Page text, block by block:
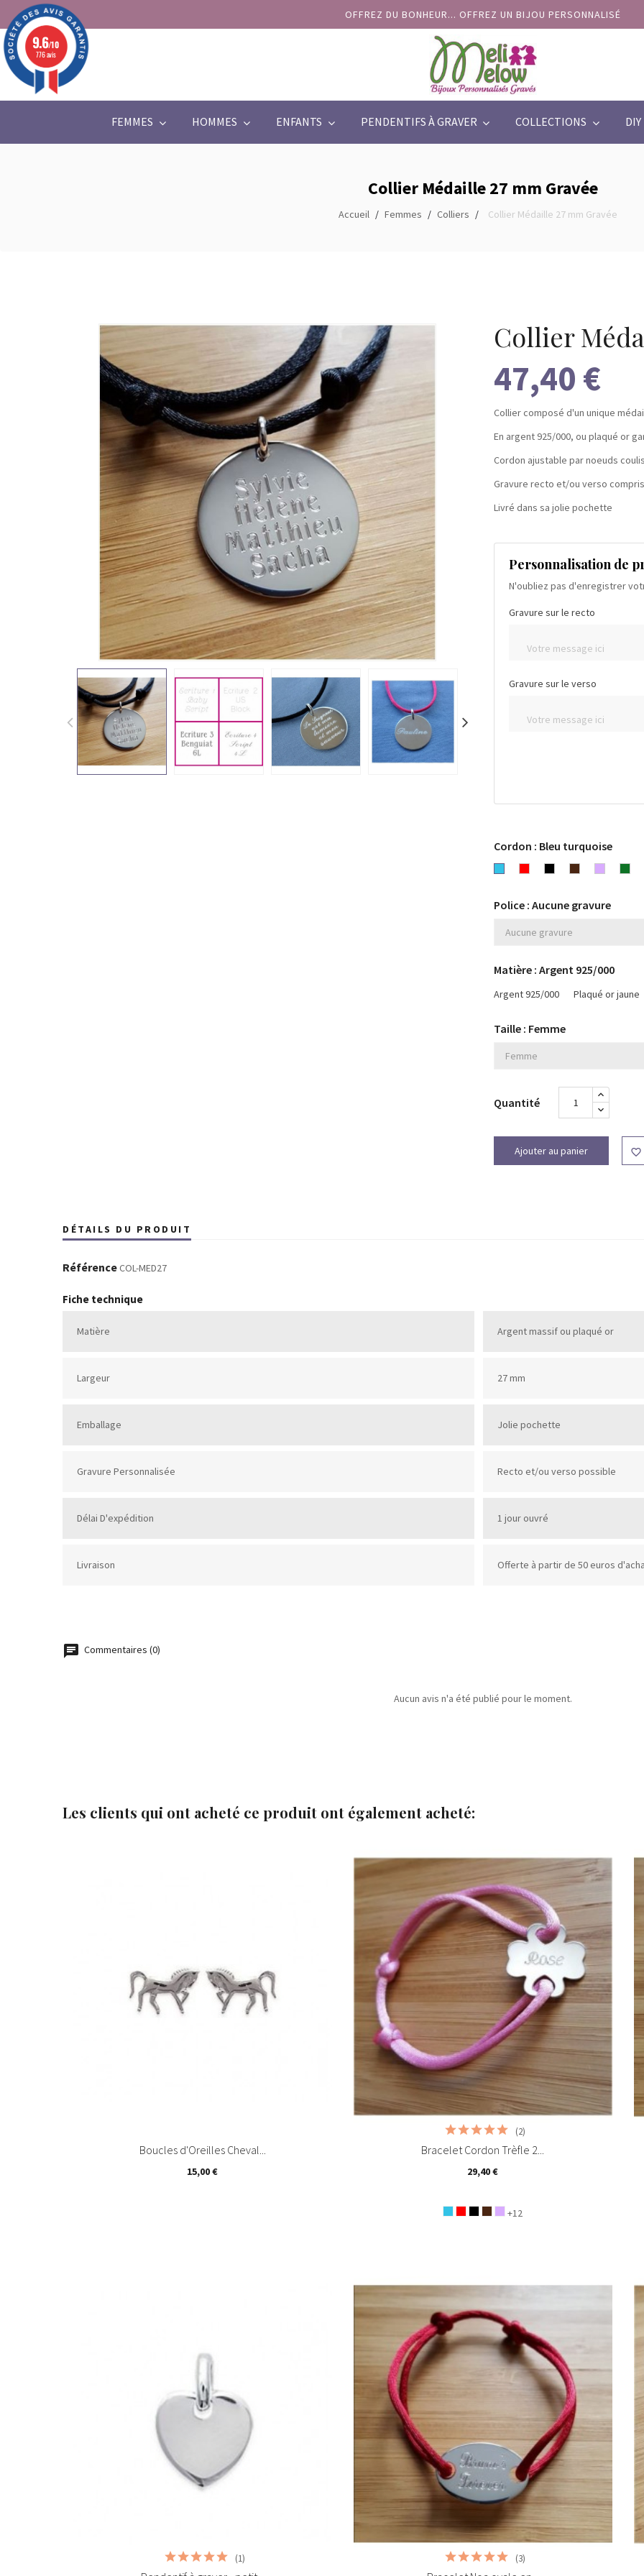
OFFREZ DU BONHEUR... OFFREZ UN BIJOU PERSONNALISÉ
FEMMES HOMMES ENFANTS PENDENTIFS À GRAVER COLLECTIONS DIY
Collier Médaille 27 mm Gravée
Accueil Femmes Colliers Collier Médaille 27 mm Gravée
Collier
47,40 €
Collier composé d'un unique
En argent 925/000, ou plaqué or
Cordon ajustable par noeuds
Gravure recto et/ou verso
Livré dans sa jolie pochette
Personnalisation de
N'oubliez pas d'enregistrer
Gravure sur le recto
Gravure sur le verso
Cordon : Bleu turquoise
Bleu RougeNoir ChocolatLavande
Police : Aucune gravure
Matière : Argent 925/000
Argent 925/000 Plaqué or jaune
Taille : Femme
Quantité
Ajouter au panier 
DÉTAILS DU PRODUIT
RéférenceCOL-MED27
Fiche technique
Matière Argent massif ou plaqué or
Largeur 27 mm
Emballage Jolie pochette
Gravure Personnalisée Recto et/ou verso possible
Délai D'expédition 1 jour ouvré
Livraison Offerte à partir de 50 euros
Commentaires (0)
Aucun avis n'a été publié pour le moment.
Les clients qui ont acheté ce produit ont également acheté:
Boucles d'Oreilles Cheval...
15,00 €

Ajouter au panier
Bracelet Cordon Trèfle 2...
(2)
29,40 €
+12
(1)

Ajouter au panier
(3)
9.6/10
776 avis